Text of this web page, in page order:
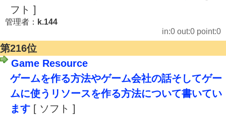
フト ]
管理者： k.144
in:0 out:0 point:0
第216位
Game Resource
ゲームを作る方法やゲーム会社の話そしてゲー
ムに使うリソースを作る方法について書いてい
ます [ ソフト ]